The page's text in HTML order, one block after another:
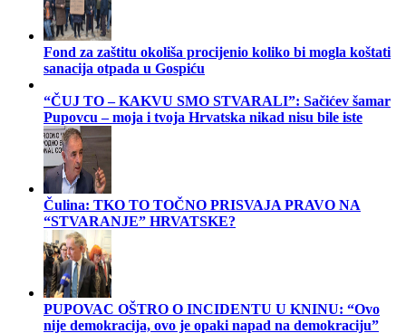
Fond za zaštitu okoliša procijenio koliko bi mogla koštati
sanacija otpada u Gospiću
“ČUJ TO – KAKVU SMO STVARALI”: Sačićev šamar
Pupovcu – moja i tvoja Hrvatska nikad nisu bile iste
Čulina: TKO TO TOČNO PRISVAJA PRAVO NA
“STVARANJE” HRVATSKE?
PUPOVAC OŠTRO O INCIDENTU U KNINU: “Ovo
nije demokracija, ovo je opaki napad na demokraciju”